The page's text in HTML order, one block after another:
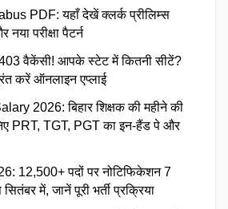
PDF: यहाँ देखें क्लर्क प्रीलिम्स
परीक्षा पैटर्न
वैकेंसी! आपके स्टेट में कितनी सीटें?
करें ऑनलाइन एप्लाई
2026: बिहार शिक्षक की महीने की
PRT, TGT, PGT का इन-हैंड पे और
12,500+ पदों पर नोटिफिकेशन 7
में, जानें पूरी भर्ती प्रक्रिया